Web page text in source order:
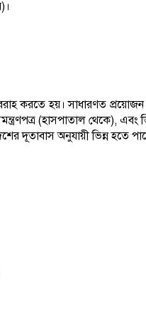
করতে হয়। সাধারণত প্রয়োজন
(হাসপাতাল থেকে),
দূতাবাস অনুযায়ী ভিন্ন হতে